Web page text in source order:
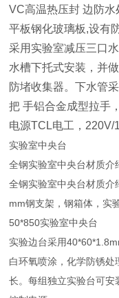
VC高温热压封 边防
平板钢化玻璃板,设有
采用实验室减压三口
水槽下托式安装，并
防堵收集器。下水管
把 手铝合金成型拉手
电源TCL电工，220V/
实验室中央台
全钢实验室中央台材质介
全钢实验室中央台材质
mm钢支架，钢箱体，实
50*850实验室中央台
实验边台采用
白环氧喷涂，化学防锈
长。每组独立实验台可安